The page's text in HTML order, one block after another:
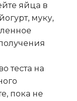
яйца в
муку,
теста на
пока не